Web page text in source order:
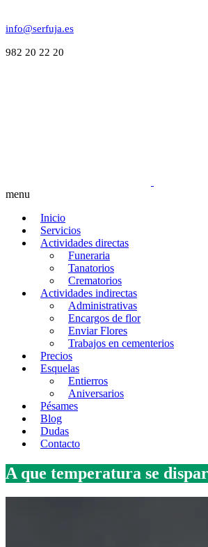
info@serfuja.es
982 20 22 20
menu
Inicio
Servicios
Actividades directas
Funeraria
Tanatorios
Crematorios
Actividades indirectas
Administrativas
Encargos de flor
Enviar Flores
Trabajos en cementerios
Precios
Esquelas
Entierros
Aniversarios
Pésames
Blog
Dudas
Contacto
A que temperatura se